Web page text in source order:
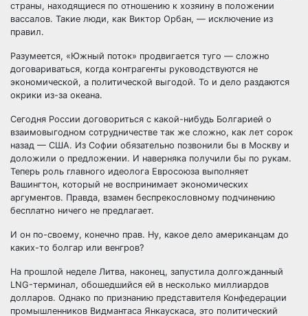
страны, находящиеся по отношению к хозяину в положении
вассалов. Такие люди, как Виктор Орбан, — исключение из
правил.
Разумеется, «Южный поток» продвигается туго — сложно
договариваться, когда контрагенты руководствуются не
экономической, а политической выгодой. То и дело раздаются
окрики из-за океана.
Сегодня России договориться с какой-нибудь Болгарией о
взаимовыгодном сотрудничестве так же сложно, как лет сорок
назад — США. Из Софии обязательно позвонили бы в Москву и
доложили о предложении. И наверняка получили бы по рукам.
Теперь роль главного идеолога Евросоюза выполняет
Вашингтон, который не воспринимает экономических
аргументов. Правда, взамен беспрекословному подчинению
бесплатно ничего не предлагает.
И он по-своему, конечно прав. Ну, какое дело американцам до
каких-то болгар или венгров?
На прошлой неделе Литва, наконец, запустила долгожданный
LNG-терминал, обошедшийся ей в несколько миллиардов
долларов. Однако по признанию представителя Конфедерации
промышленников Видмантаса Янкаускаса, это политический